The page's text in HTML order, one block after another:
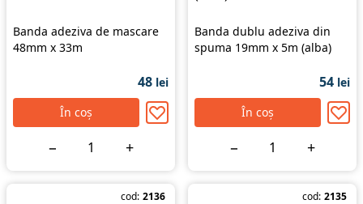
Banda adeziva de mascare
48mm x 33m
48 lei
În coș
− +
Banda dublu adeziva din
spuma 19mm x 5m (alba)
54 lei
În coș
− +
cod: 2136 cod: 2135